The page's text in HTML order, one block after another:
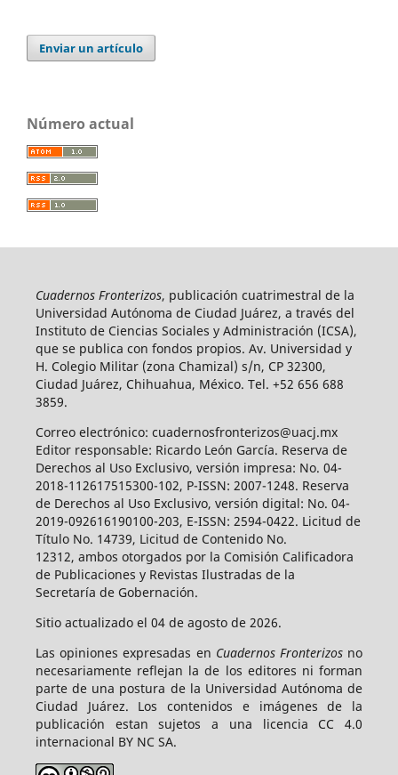
Enviar un artículo
Número actual
Cuadernos Fronterizos, publicación cuatrimestral de la
Universidad Autónoma de Ciudad Juárez, a través del
Instituto de Ciencias Sociales y Administración (ICSA),
que se publica con fondos propios. Av. Universidad y
H. Colegio Militar (zona Chamizal) s/n, CP 32300,
Ciudad Juárez, Chihuahua, México. Tel. +52 656 688
3859.
Correo electrónico: cuadernosfronterizos@uacj.mx
Editor responsable: Ricardo León García. Reserva de
Derechos al Uso Exclusivo, versión impresa: No. 04-
2018-112617515300-102, P-ISSN: 2007-1248. Reserva
de Derechos al Uso Exclusivo, versión digital: No. 04-
2019-092616190100-203, E-ISSN: 2594-0422. Licitud de
Título No. 14739, Licitud de Contenido No.
12312, ambos otorgados por la Comisión Calificadora
de Publicaciones y Revistas Ilustradas de la
Secretaría de Gobernación.
Sitio actualizado el 04 de agosto de 2026.
Las opiniones expresadas en Cuadernos Fronterizosno
necesariamente reflejan la de los editores ni forman
parte de una postura de la Universidad Autónoma de
Ciudad Juárez. Los contenidos e imágenes de la
publicación estan sujetos a una licencia CC 4.0
internacional BY NC SA.